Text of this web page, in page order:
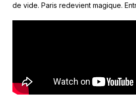
de vide. Paris redevient magique.